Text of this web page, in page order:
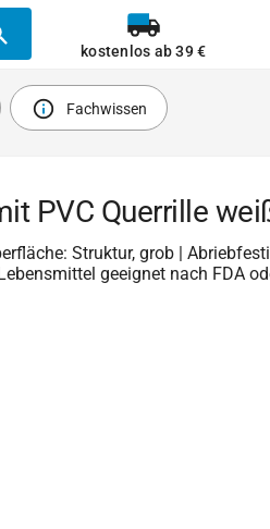
kostenlos ab 39 €
Fachwissen
PVC Querrille
Struktur, grob |
geeignet nach FDA